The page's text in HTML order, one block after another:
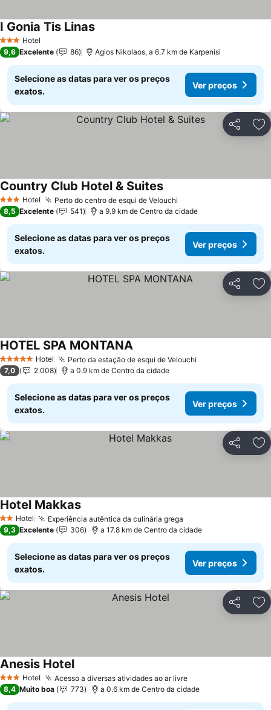
3 EstrelasHotel
I Gonia Tis Linas
9,6 Excelente 86 Agios Nikolaos, a 6.7 km de Karpenisi
Selecione as datas para ver os preços
exatos.
Ver preços
Partilhar
3 EstrelasHotel Perto do centro de esqui de Velouchi
Country Club Hotel & Suites
8,5 Excelente 541 a 9.9 km de Centro da cidade
Selecione as datas para ver os preços
exatos.
Ver preços
Partilhar
5 Estrelas Hotel Perto da estação de esqui de Velouchi
HOTEL SPA MONTANA
7,0 2.008 a 0.9 km de Centro da cidade
Selecione as datas para ver os preços
exatos.
Ver preços
Partilhar
2 Estrelas
Hotel Experiência autêntica da culinária grega
Hotel Makkas
9,3 Excelente 306 a 17.8 km de Centro da cidade
Selecione as datas para ver os preços
exatos.
Ver preços
Partilhar
3 EstrelasHotel Acesso a diversas atividades ao ar livre
Anesis Hotel
8,4 Muito boa 773 a 0.6 km de Centro da cidade